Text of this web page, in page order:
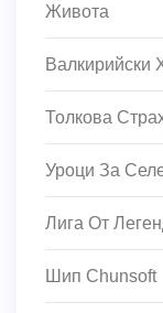
Живота
Валкирийски
Толкова
Уроци За
Лига От
Шип Chunsoft